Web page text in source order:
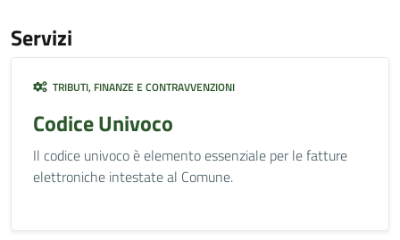
Servizi
TRIBUTI, FINANZE E CONTRAVVENZIONI
Codice Univoco
Il codice univoco è elemento essenziale per le fatture
elettroniche intestate al Comune.